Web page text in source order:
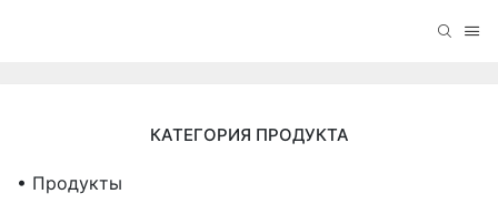
КАТЕГОРИЯ ПРОДУКТА
• Продукты